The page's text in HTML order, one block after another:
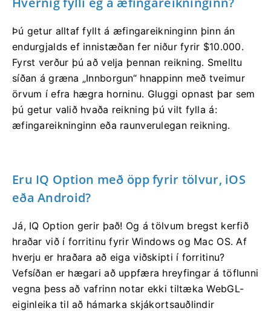
Þú getur alltaf fyllt á æfingareikninginn þinn án
endurgjalds ef innistæðan fer niður fyrir $10.000.
Fyrst verður þú að velja þennan reikning. Smelltu
síðan á græna „Innborgun“ hnappinn með tveimur
örvum í efra hægra horninu. Gluggi opnast þar sem
þú getur valið hvaða reikning þú vilt fylla á:
æfingareikninginn eða raunverulegan reikning.
Eru IQ Option með öpp fyrir tölvur, iOS
eða Android?
Já, IQ Option gerir það! Og á tölvum bregst kerfið
hraðar við í forritinu fyrir Windows og Mac OS. Af
hverju er hraðara að eiga viðskipti í forritinu?
Vefsíðan er hægari að uppfæra hreyfingar á töflunni
vegna þess að vafrinn notar ekki tiltæka WebGL-
eiginleika til að hámarka skjákortsauðlindir